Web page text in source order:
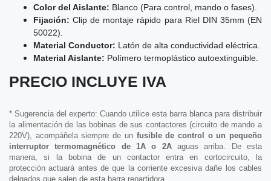
Color del Aislante: Blanco (Para control, mando o fases).
Fijación: Clip de montaje rápido para Riel DIN 35mm (EN
50022).
Material Conductor: Latón de alta conductividad eléctrica.
Material Aislante: Polímero termoplástico autoextinguible.
PRECIO INCLUYE IVA
* Sugerencia del experto: Cuando utilice esta barra blanca para distribuir
la alimentación de las bobinas de sus contactores (circuito de mando a
220V), acompáñela siempre de un fusible de control o un pequeño
interruptor termomagnético de 1A o 2Aaguas arriba. De esta
manera, si la bobina de un contactor entra en cortocircuito, la
protección actuará antes de que la corriente excesiva dañe los cables
delgados que salen de esta barra repartidora.